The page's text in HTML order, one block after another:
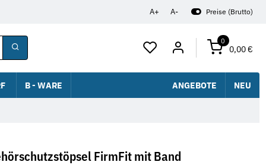
A+ A- Preise (Brutto)
0
0,00 €
B - WARE ANGEBOTE NEU
FirmFit mit Band